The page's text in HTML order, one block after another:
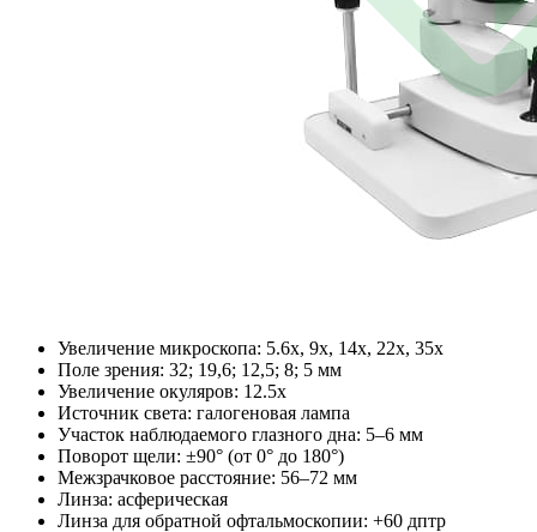
Увеличение микроскопа: 5.6x, 9x, 14x, 22x, 35x
Поле зрения: 32; 19,6; 12,5; 8; 5 мм
Увеличение окуляров: 12.5x
Источник света: галогеновая лампа
Участок наблюдаемого глазного дна: 5–6 мм
Поворот щели: ±90° (от 0° до 180°)
Межзрачковое расстояние: 56–72 мм
Линза: асферическая
Линза для обратной офтальмоскопии: +60 дптр